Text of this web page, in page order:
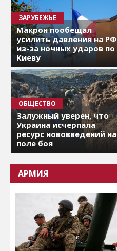
ЗАРУБЕЖЬЕ
Макрон пообещал
усилить давления на РФ
из-за ночных ударов по
Киеву
ОБЩЕСТВО
Залужный уверен, что
Украина исчерпала
ресурс нововведений на
поле боя
АРМИЯ